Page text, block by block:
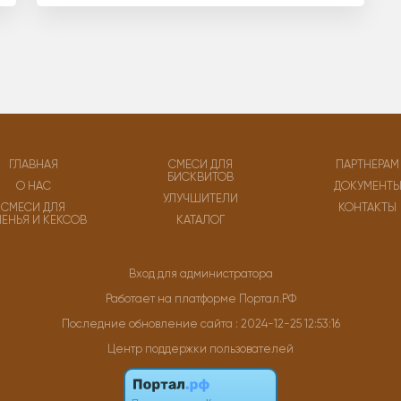
ГЛАВНАЯ
О НАС
СМЕСИ ДЛЯ
И КЕКСОВ
СМЕСИ ДЛЯ
БИСКВИТОВ
УЛУЧШИТЕЛИ
КАТАЛОГ
ПАРТНЕРАМ
ДОКУМЕНТЫ
КОНТАКТЫ
Вход для администратора
Работает на платформе Портал.РФ
Последние обновление сайта : 2024-12-25 12:53:16
Центр поддержки пользователей